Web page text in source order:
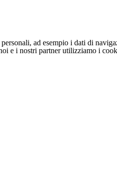
ad esempio i dati di
e i nostri partner utilizziamo i